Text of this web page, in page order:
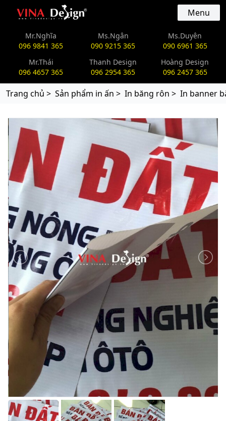
vinadesign.vn Menu
Mr.Nghĩa
096 9841 365
Ms.Ngân
090 9215 365
Ms.Duyên
090 6961 365
Mr.Thái
096 4657 365
Thanh Design
096 2954 365
Hoàng Design
096 2457 365
Trang chủ > Sản phẩm in ấn > In băng rôn > In banner